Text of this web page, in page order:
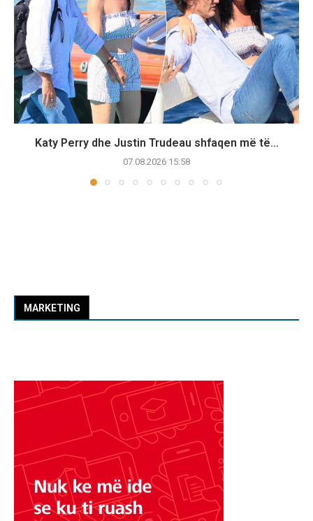
Katy Perry dhe Justin Trudeau shfaqen më të...
07.08.2026 15:58
MARKETING